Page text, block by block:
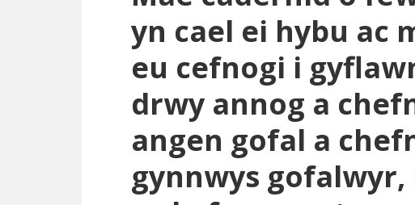
yn cael ei hybu ac
eu cefnogi i
drwy annog a
angen gofal a
gynnwys